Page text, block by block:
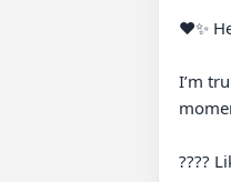
♥✨
I’m
????